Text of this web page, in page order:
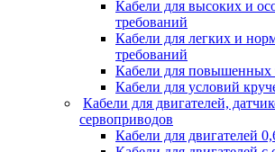
Кабели для высоких и
требований
Кабели для легких и
требований
Кабели для повышенных
Кабели для условий
Кабели для двигателей,
сервоприводов
Кабели для двигателей